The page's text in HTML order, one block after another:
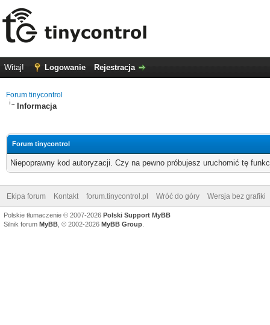
Witaj! Logowanie Rejestracja
Forum tinycontrol
Informacja
Forum tinycontrol
Niepoprawny kod autoryzacji. Czy na pewno próbujesz uruchomić tę
Ekipa forum Kontakt forum.tinycontrol.pl Wróć do góry Wersja bez grafiki
Polskie tłumaczenie © 2007-2026 Polski Support MyBB
Silnik forum MyBB , © 2002-2026 MyBB Group